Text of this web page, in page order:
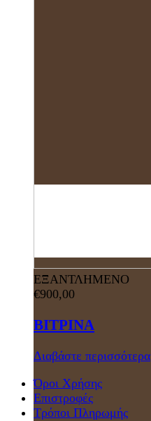
ΕΞΑΝΤΛΗΜΕΝΟ
€900,00
ΒΙΤΡΙΝΑ
Διαβάστε περισσότερα
Όροι Χρήσης
Επιστροφές
Τρόποι Πληρωμής